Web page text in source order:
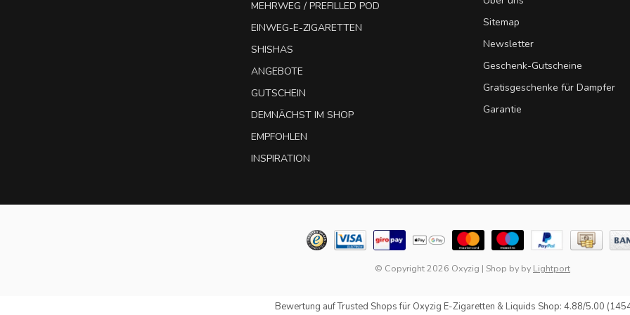
MEHRWEG / PREFILLED POD
EINWEG-E-ZIGARETTEN
SHISHAS
ANGEBOTE
GUTSCHEIN
DEMNÄCHST IM SHOP
EMPFOHLEN
INSPIRATION
Sitemap
Newsletter
Geschenk-Gutscheine
Gratisgeschenke für Dampfer
Garantie
© Copyright 2026 Oxyzig | Shop by by Lightport
Bewertung aufTrusted Shopsfür Oxyzig E-Zigaretten & Liquids Shop: 4.88/5.00